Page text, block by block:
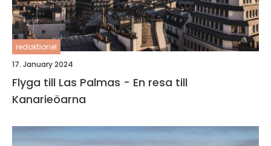
redaktionel
17. January 2024
Flyga till Las Palmas - En resa till
Kanarieöarna